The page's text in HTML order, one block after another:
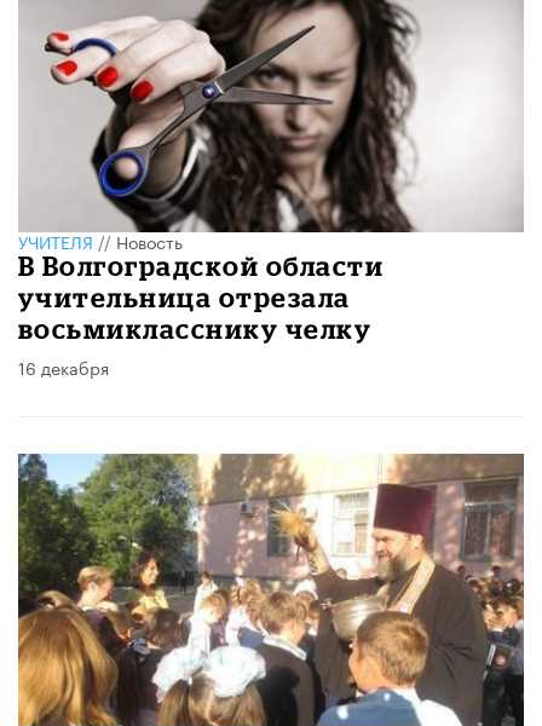
УЧИТЕЛЯ//Новость
В Волгоградской области
учительница отрезала
восьмикласснику челку
16 декабря